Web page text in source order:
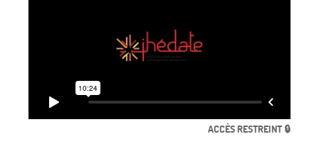
ACCÈS RESTREINT 🔒